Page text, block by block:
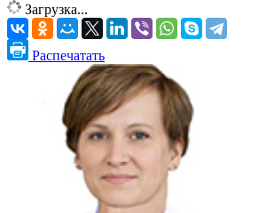
Загрузка...
Распечатать